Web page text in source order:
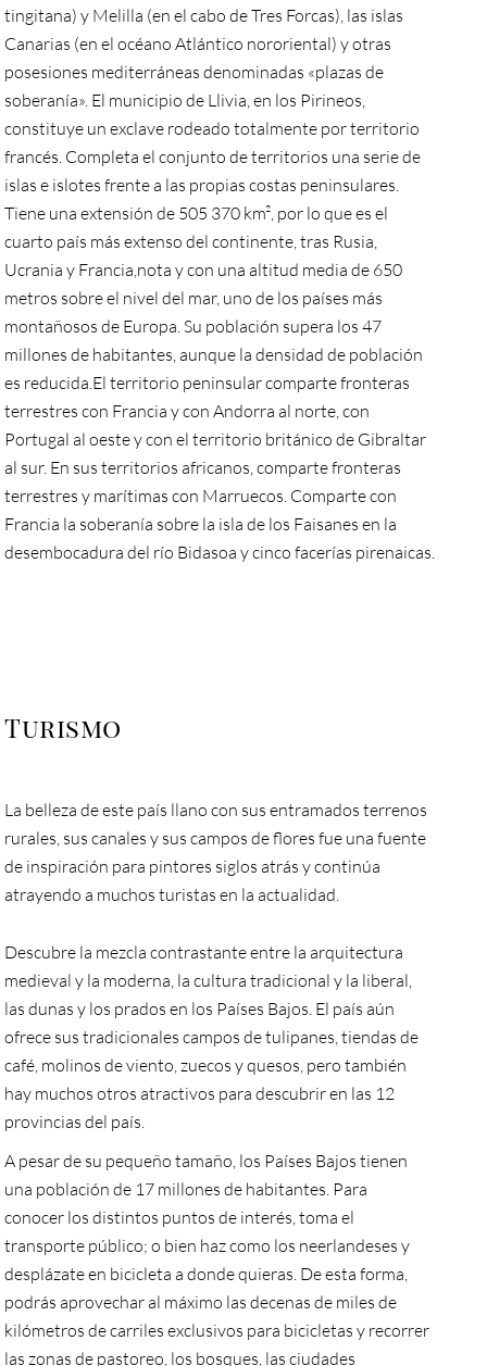
tingitana) y Melilla (en el cabo de Tres Forcas), las islas
Canarias (en el océano Atlántico nororiental) y otras
posesiones mediterráneas denominadas «plazas de
soberanía». El municipio de Llivia, en los Pirineos,
constituye un exclave rodeado totalmente por territorio
francés. Completa el conjunto de territorios una serie de
islas e islotes frente a las propias costas peninsulares.
Tiene una extensión de 505 370 km², por lo que es el
cuarto país más extenso del continente, tras Rusia,
Ucrania y Francia,nota y con una altitud media de 650
metros sobre el nivel del mar, uno de los países más
montañosos de Europa. Su población supera los 47
millones de habitantes, aunque la densidad de población
es reducida.El territorio peninsular comparte fronteras
terrestres con Francia y con Andorra al norte, con
Portugal al oeste y con el territorio británico de Gibraltar
al sur. En sus territorios africanos, comparte fronteras
terrestres y marítimas con Marruecos. Comparte con
Francia la soberanía sobre la isla de los Faisanes en la
desembocadura del río Bidasoa y cinco facerías pirenaicas.
Turismo
La belleza de este país llano con sus entramados terrenos
rurales, sus canales y sus campos de flores fue una fuente
de inspiración para pintores siglos atrás y continúa
atrayendo a muchos turistas en la actualidad.
Descubre la mezcla contrastante entre la arquitectura
medieval y la moderna, la cultura tradicional y la liberal,
las dunas y los prados en los Países Bajos. El país aún
ofrece sus tradicionales campos de tulipanes, tiendas de
café, molinos de viento, zuecos y quesos, pero también
hay muchos otros atractivos para descubrir en las 12
provincias del país.
A pesar de su pequeño tamaño, los Países Bajos tienen
una población de 17 millones de habitantes. Para
conocer los distintos puntos de interés, toma el
transporte público; o bien haz como los neerlandeses y
desplázate en bicicleta a donde quieras. De esta forma,
podrás aprovechar al máximo las decenas de miles de
kilómetros de carriles exclusivos para bicicletas y recorrer
las zonas de pastoreo, los bosques, las ciudades